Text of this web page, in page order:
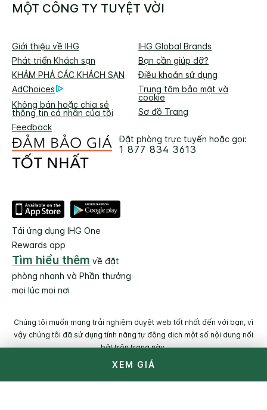
XEM GIÁ
MỘT CÔNG TY TUYỆT VỜI
Giới thiệu về IHG
IHG Global Brands
Phát triển Khách sạn
Bạn cần giúp đỡ?
KHÁM PHÁ CÁC KHÁCH SẠN
Điều khoản sử dụng
AdChoices
Trung tâm bảo mật và
cookie
Không bán hoặc chia sẻ
thông tin cá nhân của tôi
Sơ đồ Trang
Feedback
Đặt phòng trực tuyến hoặc gọi:
1 877 834 3613
Tải ứng dụng IHG One
Rewards app
Tìm hiểu thêm về đặt
phòng nhanh và Phần thưởng
mọi lúc mọi nơi
Chúng tôi muốn mang trải nghiệm duyệt web tốt nhất đến với bạn, vì
vậy chúng tôi đã sử dụng tính năng tự động dịch một số nội dung nổi
bật trên trang này.
© 2026 IHG. Bảo lưu mọi quyền. Hầu hết các khách sạn thuộc